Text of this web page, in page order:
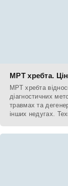
МРТ хребта.
МРТ хребта
діагностичних
травмах та
інших недугах.